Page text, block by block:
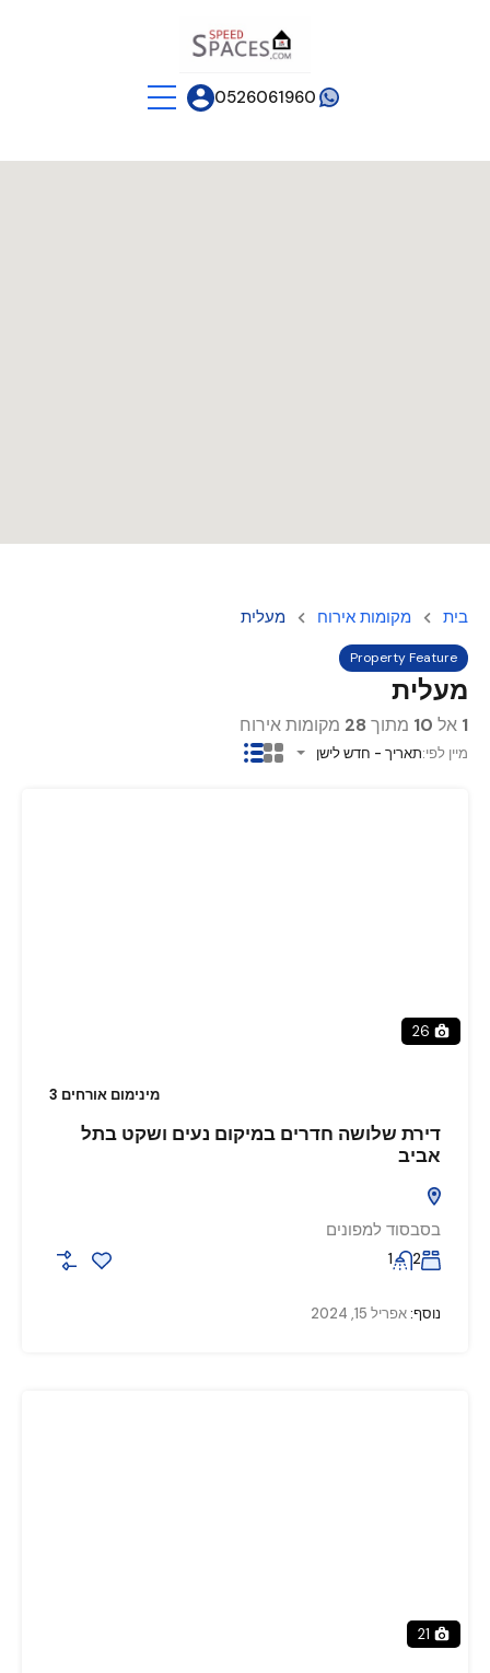
0526061960
בית מקומות אירוח מעלית
Property Feature
מעלית
1 אל 10 מתוך 28 מקומות אירוח
מיין לפי:תאריך - חדש לישן
26
מינימום אורחים 3
דירת שלושה חדרים במיקום נעים ושקט בתל
אביב
בסבסוד למפונים
2
1
נוסף:אפריל 15, 2024
21